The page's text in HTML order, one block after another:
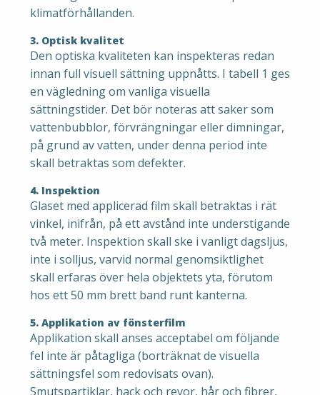
klimatförhållanden.
3. Optisk kvalitet
Den optiska kvaliteten kan inspekteras redan
innan full visuell sättning uppnåtts. I tabell 1 ges
en vägledning om vanliga visuella
sättningstider. Det bör noteras att saker som
vattenbubblor, förvrängningar eller dimningar,
på grund av vatten, under denna period inte
skall betraktas som defekter.
4. Inspektion
Glaset med applicerad film skall betraktas i rät
vinkel, inifrån, på ett avstånd inte understigande
två meter. Inspektion skall ske i vanligt dagsljus,
inte i solljus, varvid normal genomsiktlighet
skall erfaras över hela objektets yta, förutom
hos ett 50 mm brett band runt kanterna.
5. Applikation av fönsterfilm
Applikation skall anses acceptabel om följande
fel inte är påtagliga (borträknat de visuella
sättningsfel som redovisats ovan).
Smutspartiklar, hack och revor, hår och fibrer,